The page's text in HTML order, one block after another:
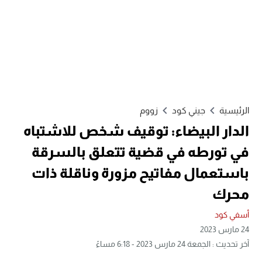
الرئيسية جيني كود زووم
الدار البيضاء: توقيف شخص للاشتباه
في تورطه في قضية تتعلق بالسرقة
باستعمال مفاتيح مزورة وناقلة ذات
محرك
أسفي كود
24 مارس 2023
آخر تحديث : الجمعة 24 مارس 2023 - 6:18 مساءً